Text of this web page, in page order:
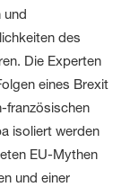
und
des
Die Experten
eines Brexit
französischen
isoliert werden
EU-Mythen
und einer